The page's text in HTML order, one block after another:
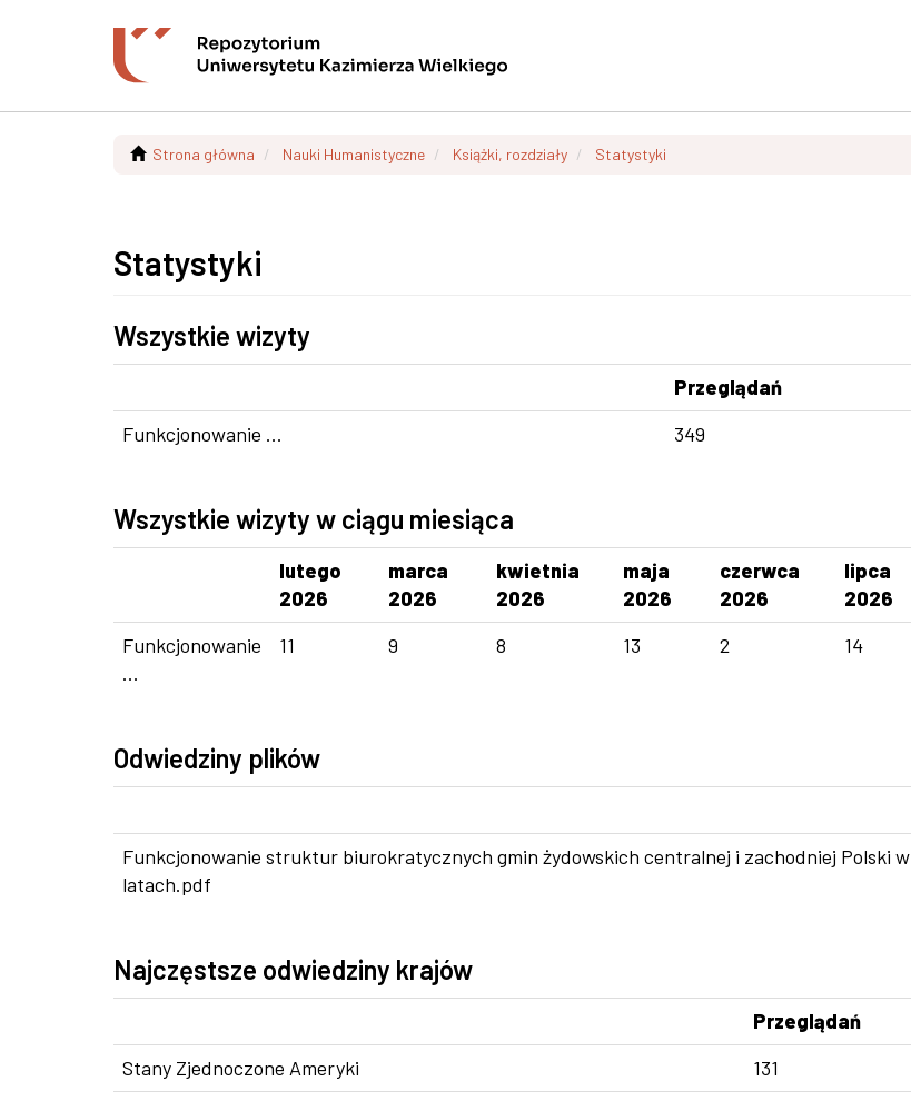
Strona główna Nauki Humanistyczne Książki, rozdziały Statystyki
Statystyki
Wszystkie wizyty
Przeglądań
Funkcjonowanie ...
349
Wszystkie wizyty w ciągu miesiąca
lutego
2026
marca
2026
kwietnia
2026
maja
2026
czerwca
2026
lipca
2026
Funkcjonowanie
...
11 9 8 13 2 14
Odwiedziny plików
Funkcjonowanie struktur biurokratycznych gmin żydowskich centralnej i zachodniej Polski w
latach.pdf
Najczęstsze odwiedziny krajów
Przeglądań
Stany Zjednoczone Ameryki
131